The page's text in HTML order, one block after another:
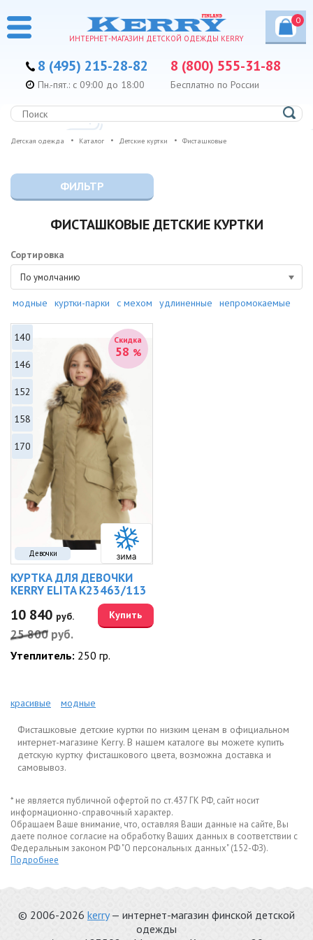
ИНТЕРНЕТ-МАГАЗИН ДЕТСКОЙ ОДЕЖДЫ KERRY
0
8 (495) 215-28-82 8 (800) 555-31-88
Бесплатно по России
Пн.-пят.: с 09:00 до 18:00
Детская одежда Каталог Детские куртки Фисташковые
ФИЛЬТР
ФИСТАШКОВЫЕ ДЕТСКИЕ КУРТКИ
Сортировка
По умолчанию
модные куртки-парки с мехом удлиненные непромокаемые
Девочки
Скидка
58 %
140
146
152
158
170
КУРТКА ДЛЯ ДЕВОЧКИ
KERRY ELITA K23463/113
10 840 руб.
25 800 руб.
Купить
Утеплитель: 250 гр.
красивые модные
Фисташковые детские куртки по низким ценам в официальном
интернет-магазине Kerry. В нашем каталоге вы можете купить
детскую куртку фисташкового цвета, возможна доставка и
самовывоз.
* не является публичной офертой по ст.437 ГК РФ, сайт носит
информационно-справочный характер.
Обращаем Ваше внимание, что, оставляя Ваши данные на сайте, Вы
даете полное согласие на обработку Ваших данных в соответствии с
Федеральным законом РФ "О персональных данных" (152-ФЗ).
Подробнее
© 2006-2026 kerry— интернет-магазин финской детской
одежды